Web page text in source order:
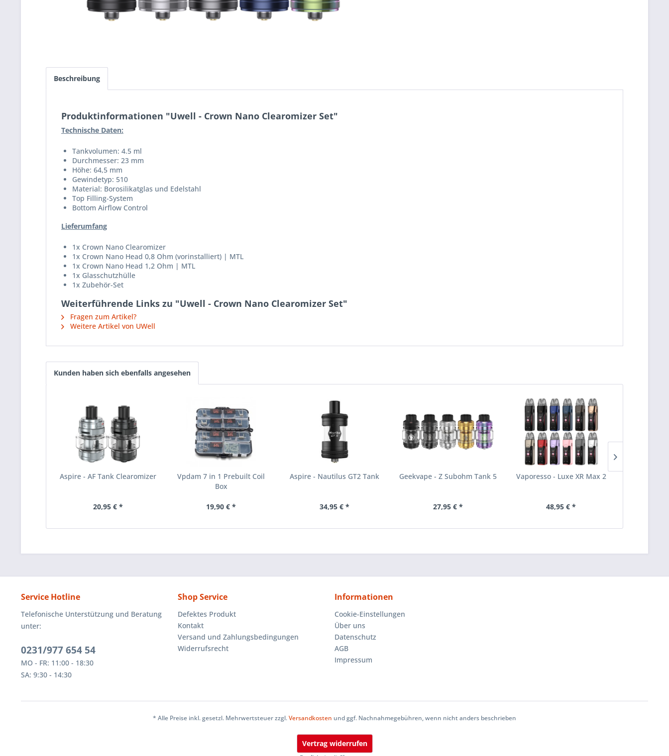
Beschreibung
Produktinformationen "Uwell - Crown Nano Clearomizer Set"
Technische Daten:
Tankvolumen: 4.5 ml
Durchmesser: 23 mm
Höhe: 64,5 mm
Gewindetyp: 510
Material: Borosilikatglas und Edelstahl
Top Filling-System
Bottom Airflow Control
Lieferumfang
1x Crown Nano Clearomizer
1x Crown Nano Head 0,8 Ohm (vorinstalliert) | MTL
1x Crown Nano Head 1,2 Ohm | MTL
1x Glasschutzhülle
1x Zubehör-Set
Weiterführende Links zu "Uwell - Crown Nano Clearomizer Set"
Fragen zum Artikel?
Weitere Artikel von UWell
Kunden haben sich ebenfalls angesehen
Aspire - AF Tank Clearomizer
20,95 € *
Vpdam 7 in 1 Prebuilt Coil
Box
19,90 € *
Aspire - Nautilus GT2 Tank
34,95 € *
Geekvape - Z Subohm Tank 5
27,95 € *
Vaporesso - Luxe XR Max 2
48,95 € *
Service Hotline
Telefonische Unterstützung und Beratung
unter:
0231/977 654 54
MO - FR: 11:00 - 18:30
SA: 9:30 - 14:30
Shop Service
Defektes Produkt
Kontakt
Versand und Zahlungsbedingungen
Widerrufsrecht
Informationen
Cookie-Einstellungen
Über uns
Datenschutz
AGB
Impressum
* Alle Preise inkl. gesetzl. Mehrwertsteuer zzgl.Versandkosten und ggf. Nachnahmegebühren, wenn nicht anders beschrieben
Vertrag widerrufen